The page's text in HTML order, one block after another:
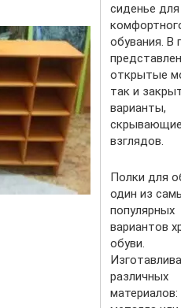
сиденье для
обувания. В
открытые
так и
варианты,
взглядов.
Полки для
один из
популярных
вариантов
обуви.
различных
материалов: